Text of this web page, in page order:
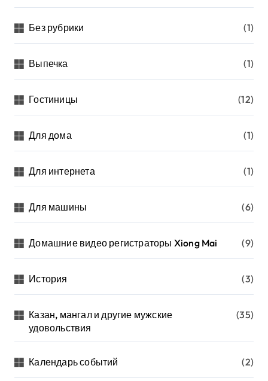
Без рубрики (1)
Выпечка (1)
Гостиницы (12)
Для дома (1)
Для интернета (1)
Для машины (6)
Домашние видео регистраторы Xiong Mai (9)
История (3)
Казан, мангал и другие мужские
удовольствия
(35)
Календарь событий (2)